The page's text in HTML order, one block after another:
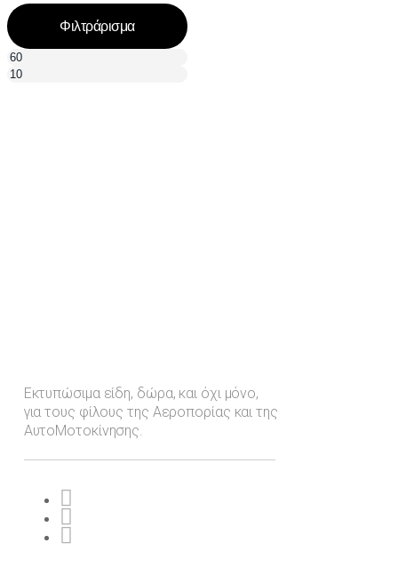
Φιλτράρισμα
Εκτυπώσιμα είδη, δώρα, και όχι μόνο,
για τους φίλους της Αεροπορίας και της
ΑυτοΜοτοκίνησης.